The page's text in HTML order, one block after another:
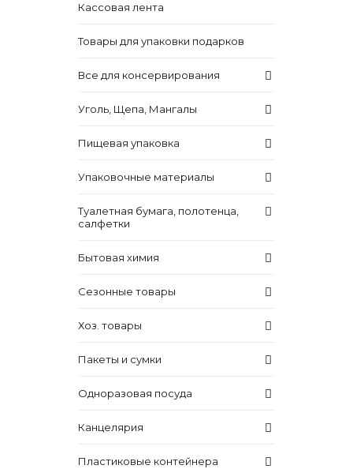
Кассовая лента
Товары для упаковки подарков
Все для консервирования
Уголь, Щепа, Мангалы
Пищевая упаковка
Упаковочные материалы
Туалетная бумага, полотенца,
салфетки
Бытовая химия
Сезонные товары
Хоз. товары
Пакеты и сумки
Одноразовая посуда
Канцелярия
Пластиковые контейнера